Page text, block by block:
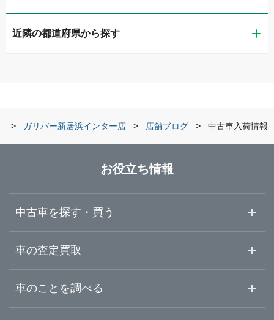
ガリバー松山店
ガリバー宇和島店
ガリバー新居浜インター店
ガリバー伊予松前店
松山市
東予
中予
近隣の都道府県から探す
山口県
徳島県
ガリバー新居浜インター店 店舗ブログ 中古車入荷情報
お役立ち情報
中古車を探す・買う
中古車情報・中古車検索
初めての中古車購入ガイド
車の査定買取
車査定・車買取ならガリバー
車のことを調べる